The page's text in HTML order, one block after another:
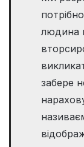
людина
забере